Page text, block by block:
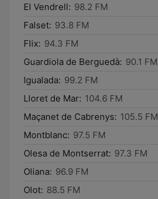
El Vendrell: 98.2 FM
Falset: 93.8 FM
Flix: 94.3 FM
Guardiola de Berguedà: 90.1 FM
Igualada: 99.2 FM
Lloret de Mar: 104.6 FM
Maçanet de Cabrenys: 105.5 FM
Montblanc: 97.5 FM
Olesa de Montserrat: 97.3 FM
Oliana: 96.9 FM
Olot: 88.5 FM